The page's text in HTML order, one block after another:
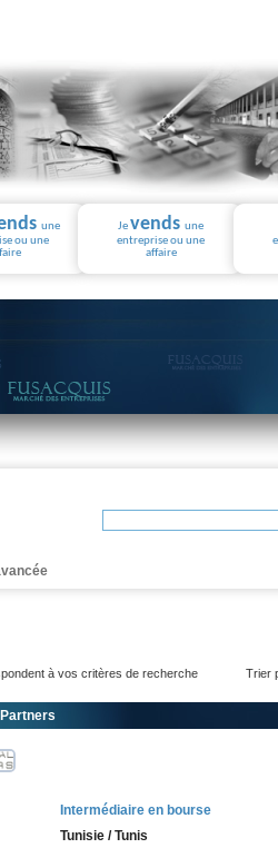
une
ou une
Jevends une
entreprise ou une
affaire
à vos critères de recherche Trier
Intermédiaire en bourse
Tunisie / Tunis